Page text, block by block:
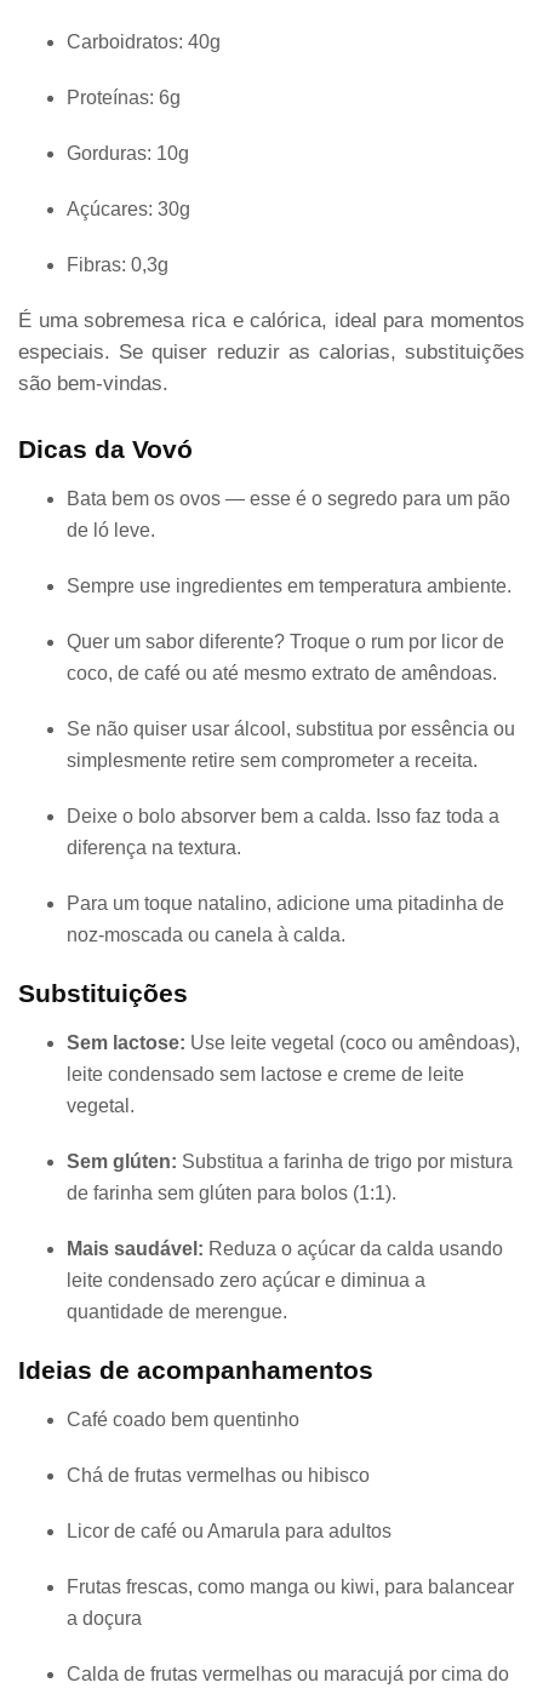
Carboidratos: 40g
Proteínas: 6g
Gorduras: 10g
Açúcares: 30g
Fibras: 0,3g
É uma sobremesa rica e calórica, ideal para momentos
especiais. Se quiser reduzir as calorias, substituições
são bem-vindas.
Dicas da Vovó
Bata bem os ovos — esse é o segredo para um pão
de ló leve.
Sempre use ingredientes em temperatura ambiente.
Quer um sabor diferente? Troque o rum por licor de
coco, de café ou até mesmo extrato de amêndoas.
Se não quiser usar álcool, substitua por essência ou
simplesmente retire sem comprometer a receita.
Deixe o bolo absorver bem a calda. Isso faz toda a
diferença na textura.
Para um toque natalino, adicione uma pitadinha de
noz-moscada ou canela à calda.
Substituições
Sem lactose: Use leite vegetal (coco ou amêndoas),
leite condensado sem lactose e creme de leite
vegetal.
Sem glúten: Substitua a farinha de trigo por mistura
de farinha sem glúten para bolos (1:1).
Mais saudável: Reduza o açúcar da calda usando
leite condensado zero açúcar e diminua a
quantidade de merengue.
Ideias de acompanhamentos
Café coado bem quentinho
Chá de frutas vermelhas ou hibisco
Licor de café ou Amarula para adultos
Frutas frescas, como manga ou kiwi, para balancear
a doçura
Calda de frutas vermelhas ou maracujá por cima do